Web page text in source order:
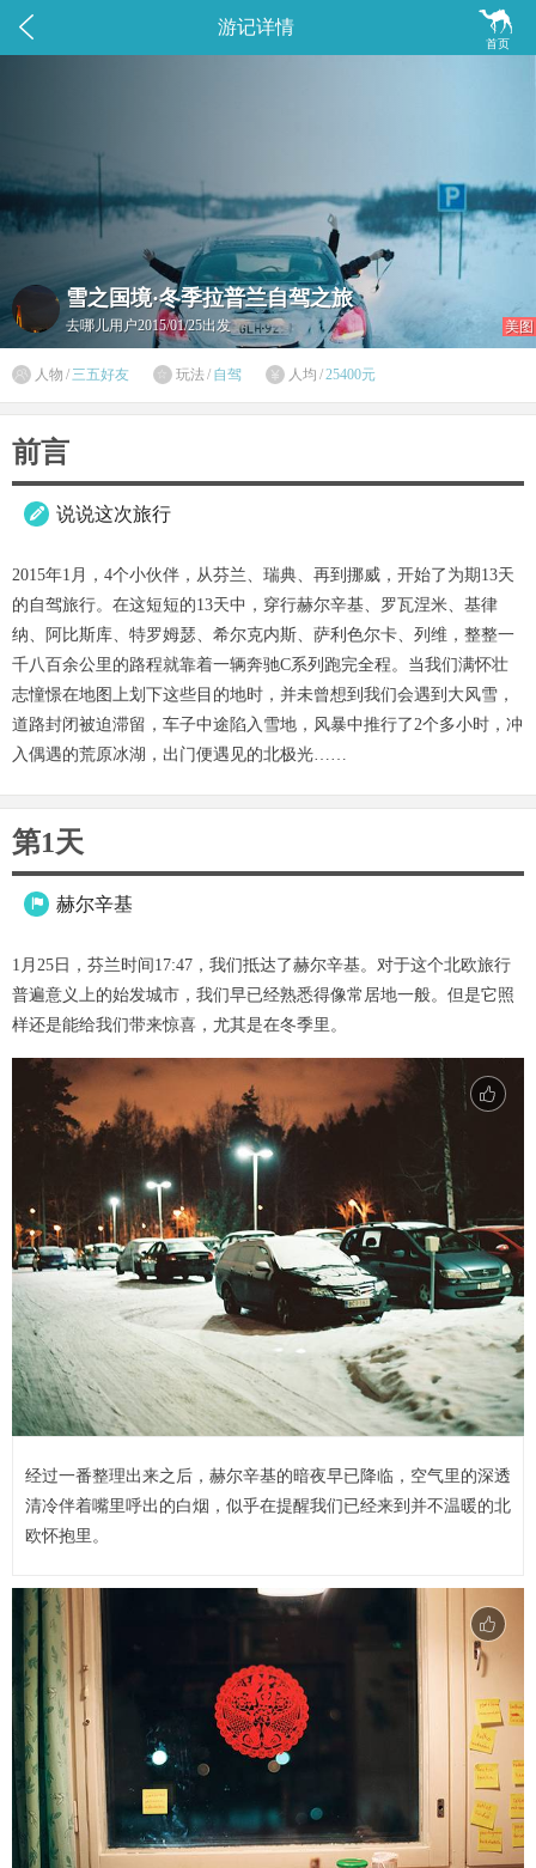
 
首页
游记详情
雪之国境·冬季拉普兰自驾之旅
去哪儿用户2015/01/25出发 美图
 人物 / 三五好友  玩法 / 自驾  人均 /25400元
前言
 说说这次旅行
2015年1月，4个小伙伴，从芬兰、瑞典、再到挪威，开始了为期13天
的自驾旅行。在这短短的13天中，穿行赫尔辛基、罗瓦涅米、基律
纳、阿比斯库、特罗姆瑟、希尔克内斯、萨利色尔卡、列维，整整一
千八百余公里的路程就靠着一辆奔驰C系列跑完全程。当我们满怀壮
志憧憬在地图上划下这些目的地时，并未曾想到我们会遇到大风雪，
道路封闭被迫滞留，车子中途陷入雪地，风暴中推行了2个多小时，冲
入偶遇的荒原冰湖，出门便遇见的北极光……
第1天
 赫尔辛基
1月25日，芬兰时间17:47，我们抵达了赫尔辛基。对于这个北欧旅行
普遍意义上的始发城市，我们早已经熟悉得像常居地一般。但是它照
样还是能给我们带来惊喜，尤其是在冬季里。
经过一番整理出来之后，赫尔辛基的暗夜早已降临，空气里的深透
清冷伴着嘴里呼出的白烟，似乎在提醒我们已经来到并不温暖的北
欧怀抱里。